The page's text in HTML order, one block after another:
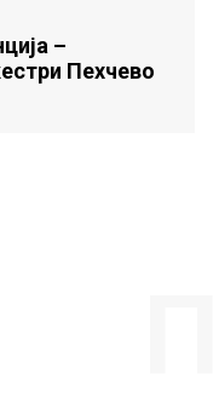
–
Пехчево